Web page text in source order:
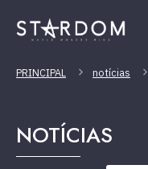
PRINCIPAL notícias
NOTÍCIAS